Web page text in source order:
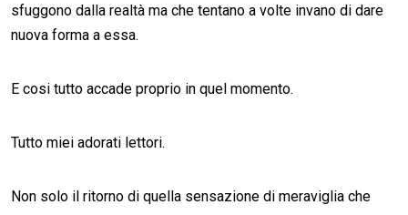
sfuggono dalla realtà ma che tentano a volte invano di dare
nuova forma a essa.
E cosi tutto accade proprio in quel momento.
Tutto miei adorati lettori.
Non solo il ritorno di quella sensazione di meraviglia che